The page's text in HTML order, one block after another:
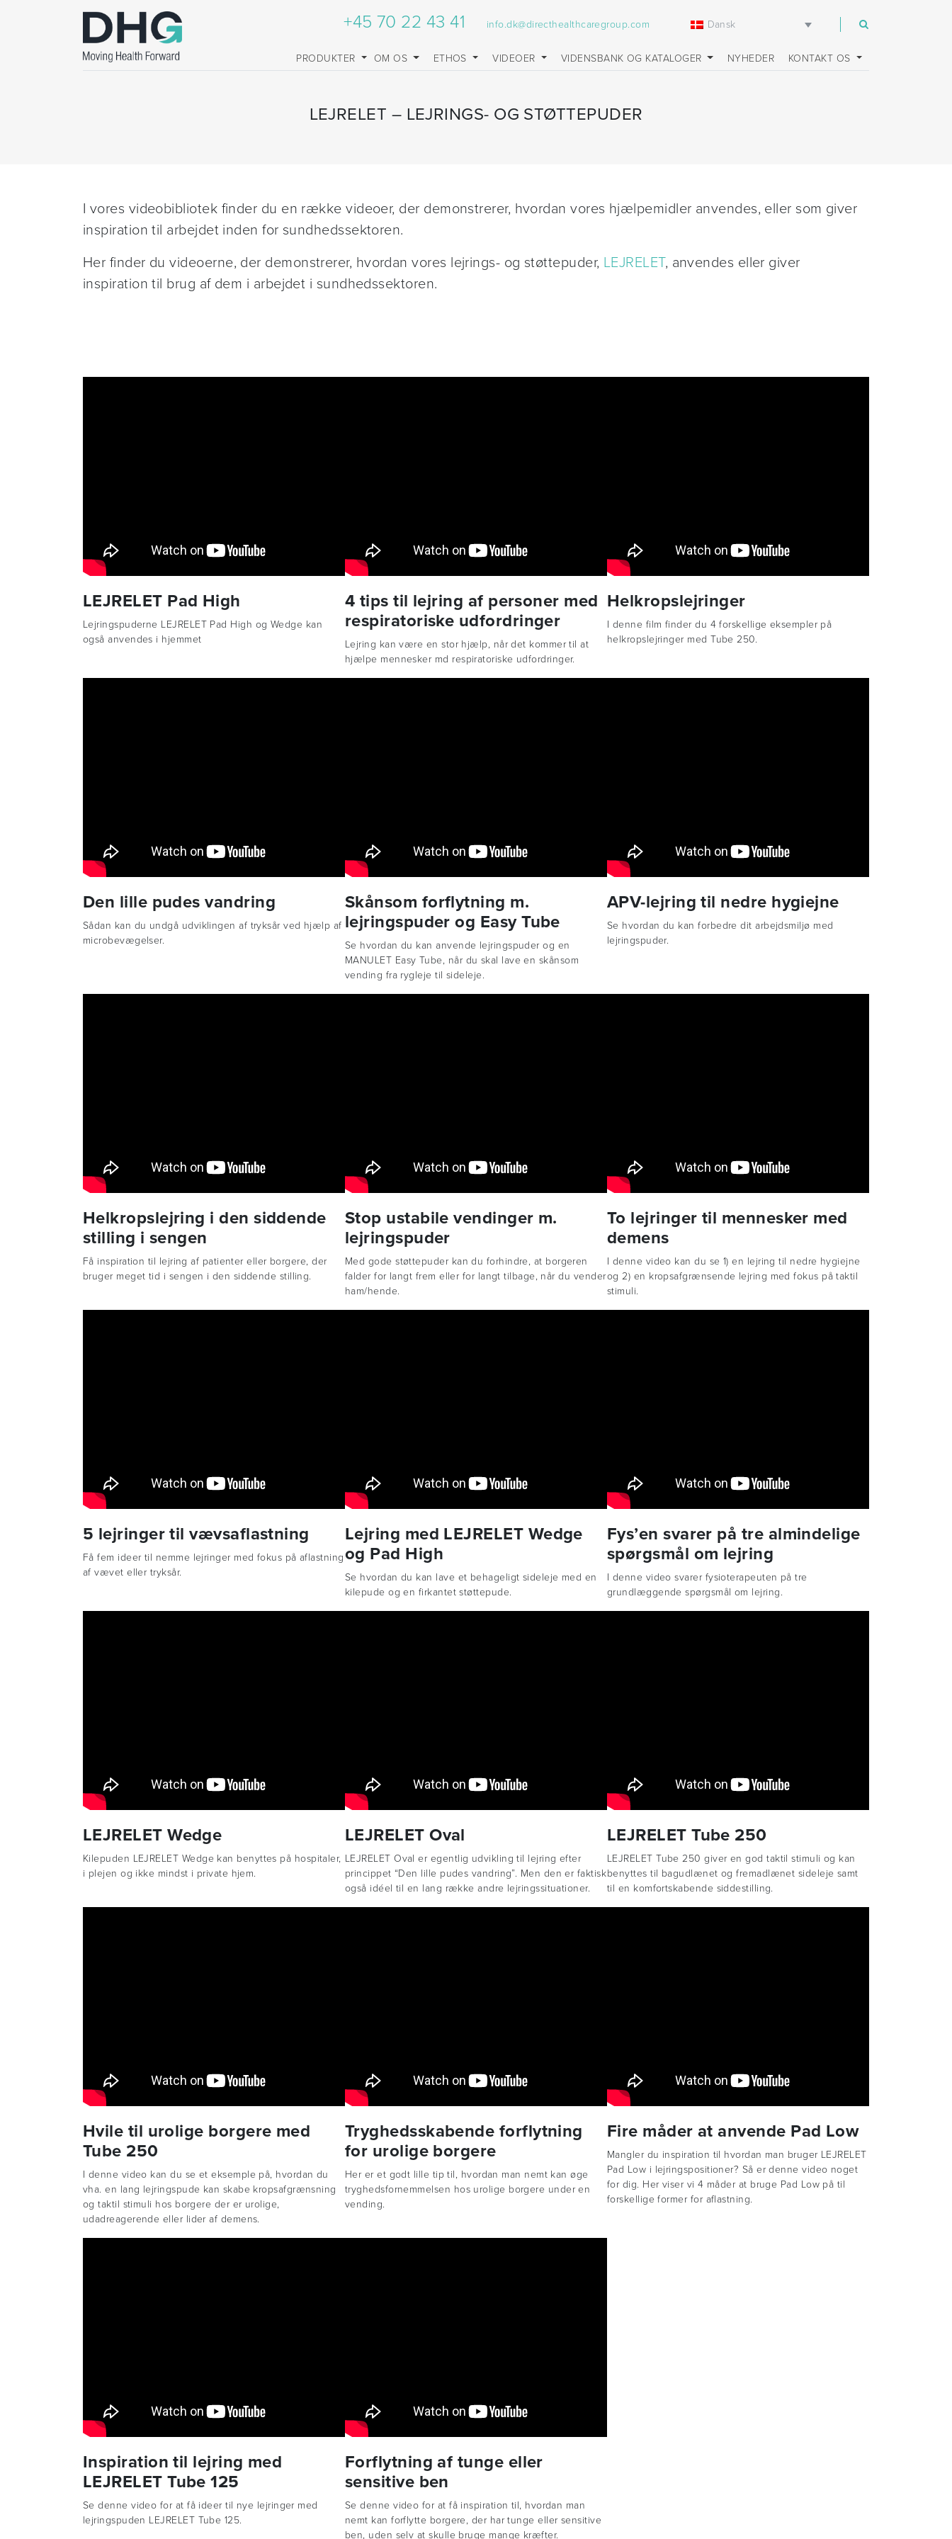
+45 70 22 43 41 info.dk@directhealthcaregroup.com Dansk
PRODUKTER OM OS ETHOS VIDEOER VIDENSBANK OG KATALOGER NYHEDER KONTAKT OS
LEJRELET – LEJRINGS- OG STØTTEPUDER
I vores videobibliotek finder du en række videoer, der demonstrerer, hvordan vores hjælpemidler anvendes, eller som giver
inspiration til arbejdet inden for sundhedssektoren.
Her finder du videoerne, der demonstrerer, hvordan vores lejrings- og støttepuder, LEJRELET, anvendes eller giver
inspiration til brug af dem i arbejdet i sundhedssektoren.
LEJRELET Pad High
Lejringspuderne LEJRELET Pad High og Wedge kan
også anvendes i hjemmet
4 tips til lejring af personer med
respiratoriske udfordringer
Lejring kan være en stor hjælp, når det kommer til at
hjælpe mennesker md respiratoriske udfordringer.
Helkropslejringer
I denne film finder du 4 forskellige eksempler på
helkropslejringer med Tube 250.
Den lille pudes vandring
Sådan kan du undgå udviklingen af tryksår ved hjælp af
microbevægelser.
Skånsom forflytning m.
lejringspuder og Easy Tube
Se hvordan du kan anvende lejringspuder og en
MANULET Easy Tube, når du skal lave en skånsom
vending fra rygleje til sideleje.
APV-lejring til nedre hygiejne
Se hvordan du kan forbedre dit arbejdsmiljø med
lejringspuder.
Helkropslejring i den siddende
stilling i sengen
Få inspiration til lejring af patienter eller borgere, der
bruger meget tid i sengen i den siddende stilling.
Stop ustabile vendinger m.
lejringspuder
Med gode støttepuder kan du forhindre, at borgeren
falder for langt frem eller for langt tilbage, når du vender
ham/hende.
To lejringer til mennesker med
demens
I denne video kan du se 1) en lejring til nedre hygiejne
og 2) en kropsafgrænsende lejring med fokus på taktil
stimuli.
5 lejringer til vævsaflastning
Få fem ideer til nemme lejringer med fokus på aflastning
af vævet eller tryksår.
Lejring med LEJRELET Wedge
og Pad High
Se hvordan du kan lave et behageligt sideleje med en
kilepude og en firkantet støttepude.
Fys’en svarer på tre almindelige
spørgsmål om lejring
I denne video svarer fysioterapeuten på tre
grundlæggende spørgsmål om lejring.
LEJRELET Wedge
Kilepuden LEJRELET Wedge kan benyttes på hospitaler,
i plejen og ikke mindst i private hjem.
LEJRELET Oval
LEJRELET Oval er egentlig udvikling til lejring efter
princippet “Den lille pudes vandring”. Men den er faktisk
også idéel til en lang række andre lejringssituationer.
LEJRELET Tube 250
LEJRELET Tube 250 giver en god taktil stimuli og kan
benyttes til bagudlænet og fremadlænet sideleje samt
til en komfortskabende siddestilling.
Hvile til urolige borgere med
Tube 250
I denne video kan du se et eksemple på, hvordan du
vha. en lang lejringspude kan skabe kropsafgrænsning
og taktil stimuli hos borgere der er urolige,
udadreagerende eller lider af demens.
Tryghedsskabende forflytning
for urolige borgere
Her er et godt lille tip til, hvordan man nemt kan øge
tryghedsfornemmelsen hos urolige borgere under en
vending.
Fire måder at anvende Pad Low
Mangler du inspiration til hvordan man bruger LEJRELET
Pad Low i lejringspositioner? Så er denne video noget
for dig. Her viser vi 4 måder at bruge Pad Low på til
forskellige former for aflastning.
Inspiration til lejring med
LEJRELET Tube 125
Se denne video for at få ideer til nye lejringer med
lejringspuden LEJRELET Tube 125.
Forflytning af tunge eller
sensitive ben
Se denne video for at få inspiration til, hvordan man
nemt kan forflytte borgere, der har tunge eller sensitive
ben, uden selv at skulle bruge mange kræfter.